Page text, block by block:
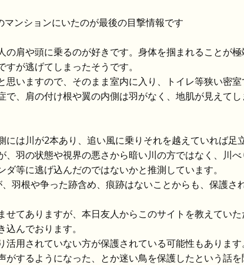
ンションにいたのが最後の目撃情報です
肩や頭に乗るのが好きです。身体を掴まれることが極
が逃げてしまったそうです。
いますので、そのまま室内に入り、トイレ等狭い密室
、肩の付け根や翼の内側は羽がなく、地肌が見えてし
は川が2本あり、追い風に乗りそれを越えていれば足
羽の状態や視界の悪さから暗い川の方ではなく、川べ
等に逃げ込んだのではないかと推測しています。
羽根や争った跡含め、痕跡はないことからも、保護さ
てありますが、本日友人からこのサイトを教えていた
んでおります。
用されていない方が保護されている可能性もあります
するようになった、とか迷い鳥を保護したという話を